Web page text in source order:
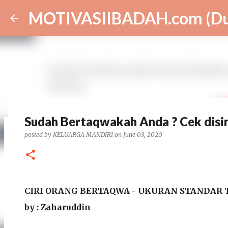
MOTIVASIIBADAH.com
Selain MAKANAN BERGIZI, Apa Lagi
posted by
0
Sudah Bertaqwakah Anda ? Cek
posted by KELUARGA MANDIRI on June 03, 2020
CIRI ORANG BERTAQWA - UKURAN STANDAR
by : Zaharuddin